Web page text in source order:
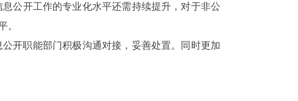
公开工作的专业化水平还需持续提升，对于非公
。
开职能部门积极沟通对接，妥善处置。同时更加